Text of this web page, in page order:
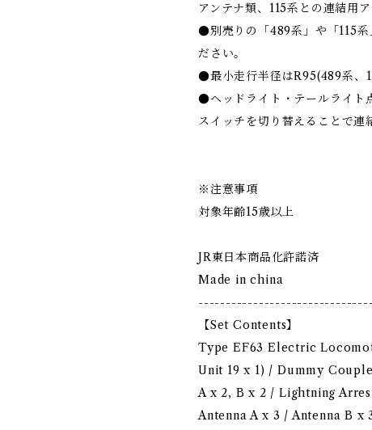
アンテナ類、115系との連結用
●別売りの「489系」や「115系
ださい。
●最小走行半径はR95(489系、
●ヘッドライト・テールライト
スイッチを切り替えることで連
※注意事項
対象年齢15歳以上
JR東日本商品化許諾済
Made in china
【Set Contents】
Type EF63 Electric
Unit 19 x 1) / Dummy
A x 2, B x 2 / Lightning
Antenna A x 3 / Antenna B